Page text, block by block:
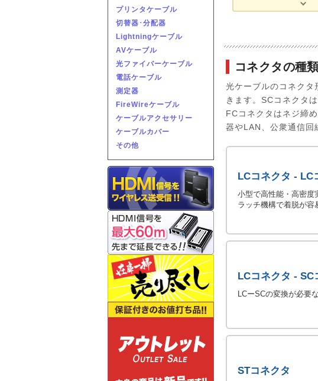
プリンタケーブル
切替器･分配器
Lightningケーブル
AVケーブル
光ファイバーケーブル
電話ケーブル
測定器
FireWireケーブル
ケーブルアクセサリー
ケーブルカバー
その他
コネクタの種
光ケーブルのコネク
きます。SCコネクタ
FCコネクタはネジ締
器やLAN、公衆通信回
LCコネクタ - LC
小型で高性能・高密度
ラッチ機構で着脱が容
LCコネクタ - SC
LCーSCの変換が必要
STコネクタ